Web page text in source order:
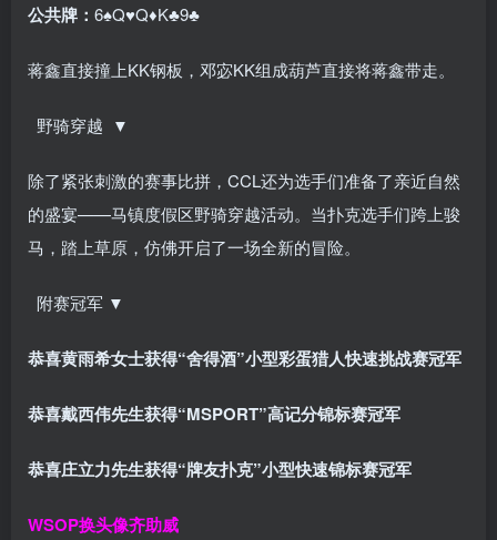
公共牌： 6♠Q♥Q♦K♣9♣
蒋鑫直接撞上KK钢板，邓宓KK组成葫芦直接将蒋鑫带走。
野骑穿越 ▼
除了紧张刺激的赛事比拼，CCL还为选手们准备了亲近自然
的盛宴——马镇度假区野骑穿越活动。当扑克选手们跨上骏
马，踏上草原，仿佛开启了一场全新的冒险。
附赛冠军 ▼
恭喜黄雨希女士获得“舍得酒”小型彩蛋猎人快速挑战赛冠军
恭喜戴西伟先生获得“MSPORT”高记分锦标赛冠军
恭喜庄立力先生获得“牌友扑克”小型快速锦标赛冠军
WSOP换头像齐助威